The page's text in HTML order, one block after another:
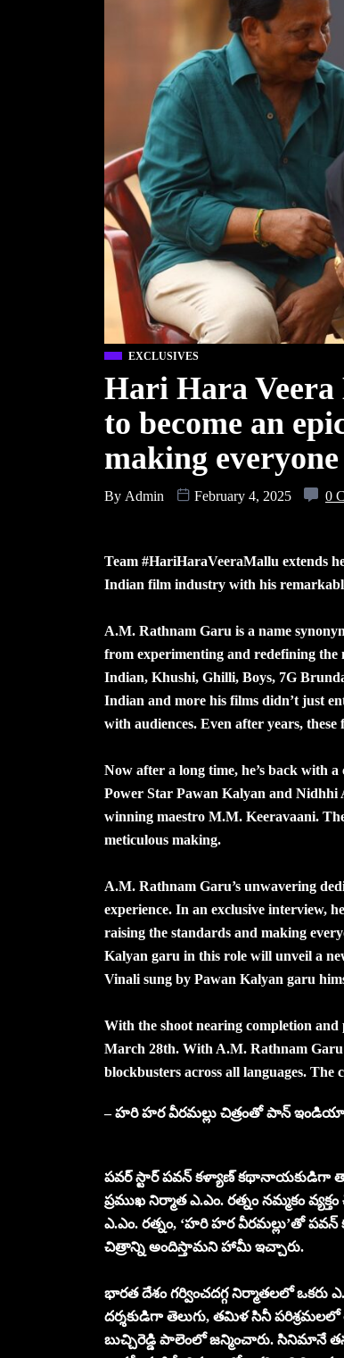
EXCLUSIVES
Hari Hara
to become an
making
By Admin February 4, 2025 0
Team #HariHaraVeeraMallu extends
Indian film industry with his
A.M. Rathnam Garu is a name
from experimenting and redefining
Indian, Khushi, Ghilli, Boys, 7G
Indian and more his films didn’t just
with audiences. Even after years,
Now after a long time, he’s back with
Power Star Pawan Kalyan and Nidhhi
winning maestro M.M. Keeravaani.
meticulous making.
A.M. Rathnam Garu’s unwavering
experience. In an exclusive interview,
raising the standards and making
Kalyan garu in this role will unveil a
Vinali sung by Pawan Kalyan garu
With the shoot nearing completion
March 28th. With A.M. Rathnam
blockbusters across all languages. The
– హరి హర వీరమల్లు చిత్రంతో పాన్ ఇండియా
పవర్ స్టార్ పవన్ కళ్యాణ్ కథానాయకుడిగా
ప్రముఖ నిర్మాత ఎ.ఎం. రత్నం నమ్మకం
ఎ.ఎం. రత్నం, ‘హరి హర వీరమల్లు’తో
చిత్రాన్ని అందిస్తామని హామీ ఇచ్చారు.
భారత దేశం గర్వించదగ్గ నిర్మాతలలో
దర్శకుడిగా తెలుగు, తమిళ సినీ పరిశ్రమలలో
బుచ్చిరెడ్డి పాలెంలో జన్మించారు. సినిమానే